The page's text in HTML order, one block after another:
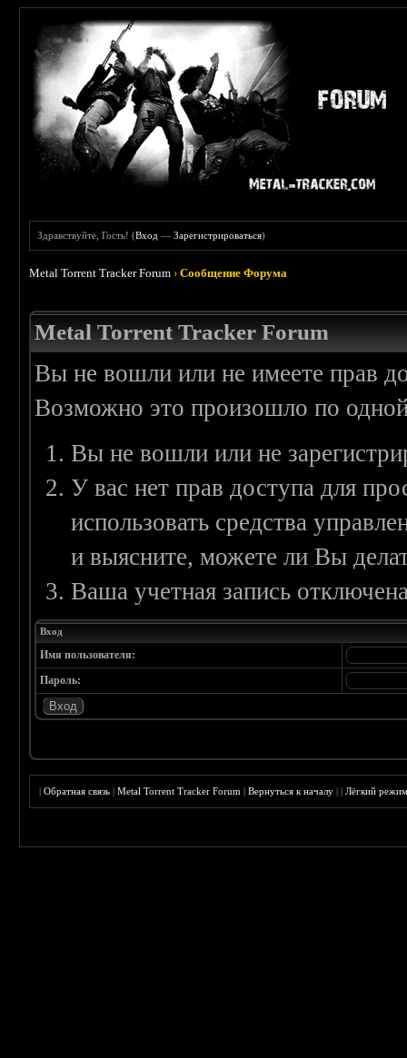
Здравствуйте, Гость! (Вход —Зарегистрироваться)
Metal Torrent Tracker Forum ›Сообщение Форума
Metal Torrent Tracker Forum
Вы не вошли или не имеете прав
Возможно это произошло по
Вы не вошли или не
У вас нет прав доступа для
использовать средства
и выясните, можете ли Вы
Ваша учетная запись
Вход
Имя пользователя:
Пароль:
|Обратная связь |Metal Torrent Tracker Forum |Вернуться к началу ||Лёгкий